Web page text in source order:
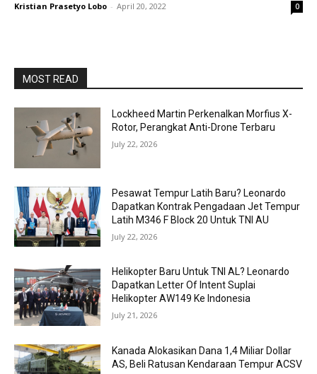
Kristian Prasetyo Lobo - April 20, 2022 0
MOST READ
Lockheed Martin Perkenalkan Morfius X-
Rotor, Perangkat Anti-Drone Terbaru
July 22, 2026
Pesawat Tempur Latih Baru? Leonardo
Dapatkan Kontrak Pengadaan Jet Tempur
Latih M346 F Block 20 Untuk TNI AU
July 22, 2026
Helikopter Baru Untuk TNI AL? Leonardo
Dapatkan Letter Of Intent Suplai
Helikopter AW149 Ke Indonesia
July 21, 2026
Kanada Alokasikan Dana 1,4 Miliar Dollar
AS, Beli Ratusan Kendaraan Tempur ACSV